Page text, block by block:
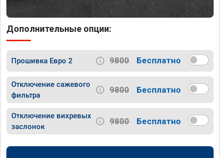
Дополнительные опции:
Прошивка Евро 2 9800 Бесплатно
Отключение сажевого
фильтра
9800 Бесплатно
Отключение вихревых
заслонок
9800 Бесплатно